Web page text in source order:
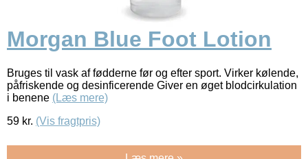
Morgan Blue Foot Lotion
Bruges til vask af fødderne før og efter sport. Virker kølende,
påfriskende og desinficerende Giver en øget blodcirkulation
i benene (Læs mere)
59 kr. (Vis fragtpris)